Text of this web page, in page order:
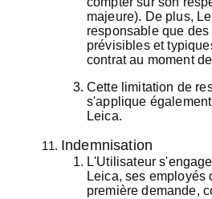
majeure). De plus,
responsable que des
prévisibles et
contrat au moment
Cette limitation de
s'applique
Leica.
Indemnisation
L'Utilisateur
Leica, ses employés
première demande,